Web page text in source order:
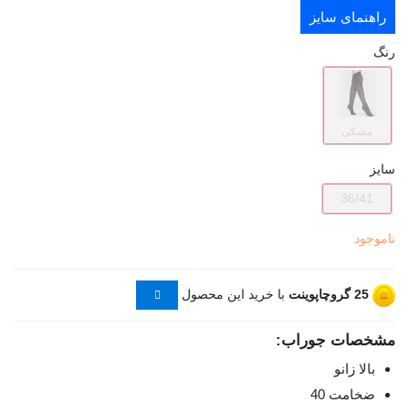
راهنمای سایز
رنگ
مشکی
سایز
36/41
ناموجود
25گروچاپوینت با خرید این محصول
مشخصات جوراب:
بالا زانو
ضخامت 40